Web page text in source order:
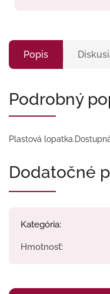
Popis
Podrobný
Plastová
Dodatočné
Kategória:
Hmotnosť: